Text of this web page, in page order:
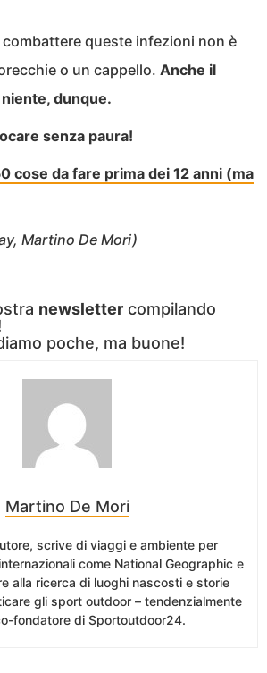
queste infezioni non è
o un cappello. Anche il
dunque.
senza paura!
cose da fare prima dei 12 anni (ma
Martino De Mori)
newsletter compilando
poche, ma buone!
Martino De Mori
scrive di viaggi e ambiente per
come National Geographic e
alla ricerca di luoghi nascosti e storie
gli sport outdoor – tendenzialmente
fondatore di Sportoutdoor24.